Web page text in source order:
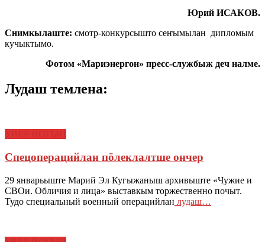
Юрий ИСАКОВ.
Снимкылаште: смотр-конкурсышто сеҥымылан дипломым
кучыктымо.
Фотом «Мариэнергон» пресс-службыж деч налме.
Лудаш темлена:
Спецоперацийлан пӧлеклалтше ончер
29 январьыште Марий Эл Кугыжаныш архивыште «Чужие и
СВОи. Обличия и лица» выставкым торжественно почыт.
Тудо специальный военный операцийлан лудаш…